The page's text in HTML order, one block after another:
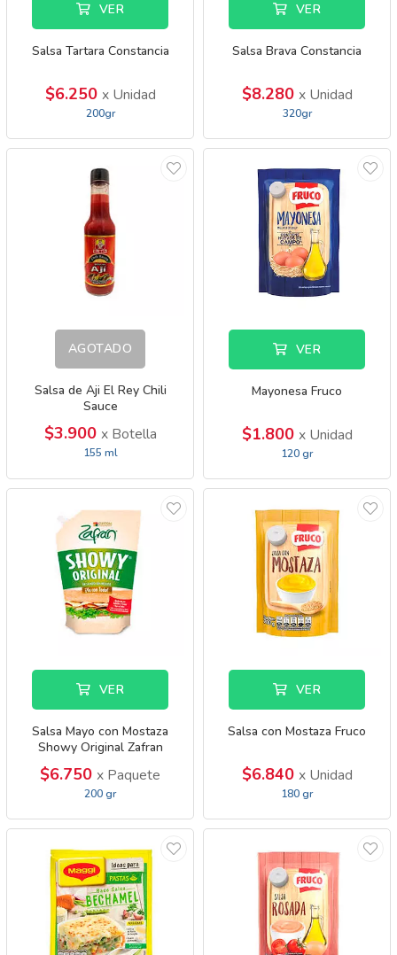
VER
Salsa Tartara Constancia
$6.250 x Unidad
200gr
VER
Salsa Brava Constancia
$8.280 x Unidad
320gr
AGOTADO
Salsa de Aji El Rey Chili
Sauce
$3.900 x Botella
155 ml
VER
Mayonesa Fruco
$1.800 x Unidad
120 gr
VER
Salsa Mayo con Mostaza
Showy Original Zafran
$6.750 x Paquete
200 gr
VER
Salsa con Mostaza Fruco
$6.840 x Unidad
180 gr